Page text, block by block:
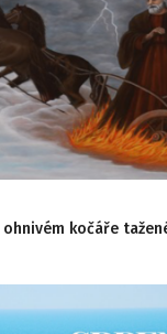
ohnivém kočáře